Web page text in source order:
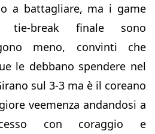
a battagliare, ma i game
break finale sono
meno, convinti che
le debbano spendere nel
sul 3-3 ma è il coreano
veemenza andandosi a
con coraggio e